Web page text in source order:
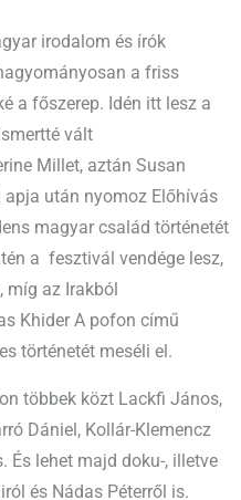
irodalom és írók
a friss
a főszerep. Idén itt lesz a
vált
Millet, aztán Susan
után nyomoz Előhívás
magyar család történetét
a fesztivál vendége lesz,
míg az Irakból
Khider A pofon című
történetét meséli el.
többek közt Lackfi János,
Dániel, Kollár-Klemencz
És lehet majd doku-, illetve
és Nádas Péterről is.